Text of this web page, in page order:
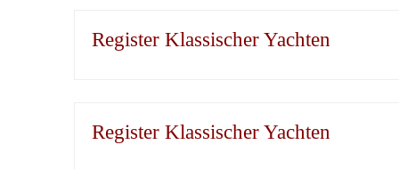
Register Klassischer Yachten
Register Klassischer Yachten